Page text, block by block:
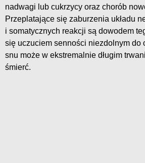
nadwagi lub cukrzycy oraz chorób
Przeplatające się zaburzenia układu
i somatycznych reakcji są dowodem
się uczuciem senności niezdolnym do
snu może w ekstremalnie długim
śmierć.